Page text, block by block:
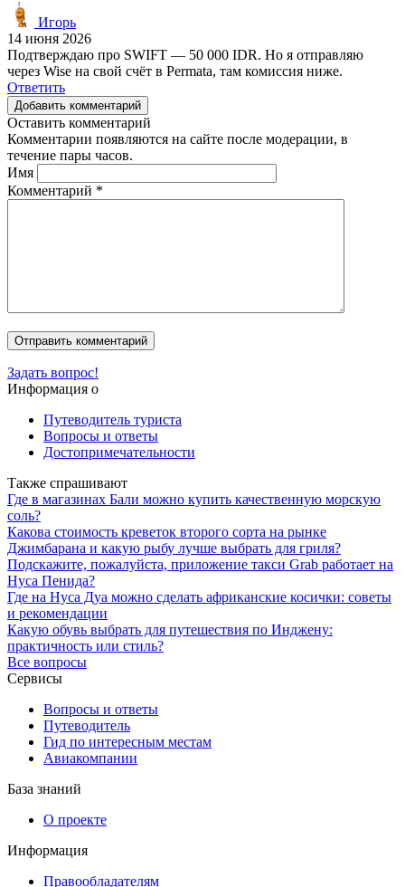
Игорь
14 июня 2026
Подтверждаю про SWIFT — 50 000 IDR. Но я отправляю
через Wise на свой счёт в Permata, там комиссия ниже.
Ответить
Добавить комментарий
Оставить комментарий
Комментарии появляются на сайте после модерации, в
течение пары часов.
Имя
Комментарий *
Задать вопрос!
Информация о
Путеводитель туриста
Вопросы и ответы
Достопримечательности
Также спрашивают
Где в магазинах Бали можно купить качественную морскую
соль?
Какова стоимость креветок второго сорта на рынке
Джимбарана и какую рыбу лучше выбрать для гриля?
Подскажите, пожалуйста, приложение такси Grab работает на
Нуса Пенида?
Где на Нуса Дуа можно сделать африканские косички: советы
и рекомендации
Какую обувь выбрать для путешествия по Инджену:
практичность или стиль?
Все вопросы
Сервисы
Вопросы и ответы
Путеводитель
Гид по интересным местам
Авиакомпании
База знаний
О проекте
Информация
Правообладателям